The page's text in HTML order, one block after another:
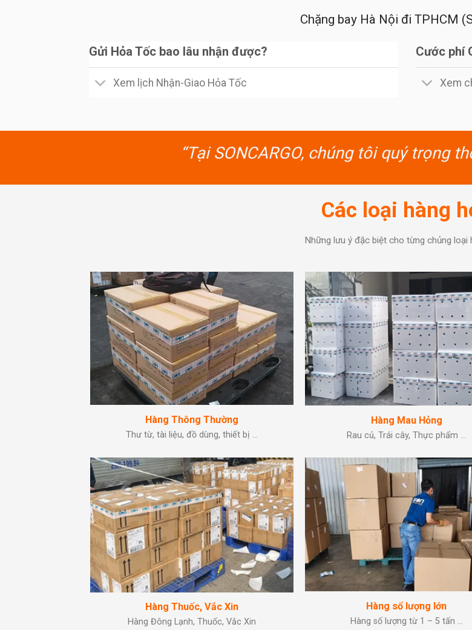
Chặng bay Hà Nội đi TPHCM
Gửi Hỏa Tốc bao lâu nhận được?
Xem lịch Nhận-Giao Hỏa Tốc
Cước phí
Xem
“Tại SONCARGO, chúng tôi quý trọng
Các loại hàng
Những lưu ý đặc biệt cho từng chủng loại
Hàng Thông Thường
Thư từ, tài liệu, đồ dùng, thiết bị …
Hàng Mau Hỏng
Rau củ, Trái cây, Thực phẩm …
Hàng Thuốc, Vắc Xin
Hàng Đông Lạnh, Thuốc, Vắc Xin
Hàng số lượng lớn
Hàng số lượng từ 1 – 5 tấn …